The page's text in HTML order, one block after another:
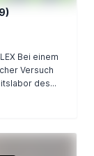
Bei einem
Versuch
des...